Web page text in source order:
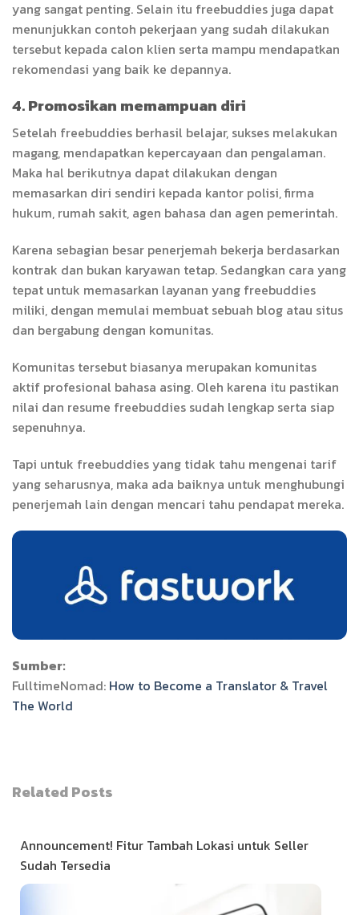
yang sangat penting. Selain itu freebuddies juga dapat
menunjukkan contoh pekerjaan yang sudah dilakukan
tersebut kepada calon klien serta mampu mendapatkan
rekomendasi yang baik ke depannya.
4. Promosikan memampuan diri
Setelah freebuddies berhasil belajar, sukses melakukan
magang, mendapatkan kepercayaan dan pengalaman.
Maka hal berikutnya dapat dilakukan dengan
memasarkan diri sendiri kepada kantor polisi, firma
hukum, rumah sakit, agen bahasa dan agen pemerintah.
Karena sebagian besar penerjemah bekerja berdasarkan
kontrak dan bukan karyawan tetap. Sedangkan cara yang
tepat untuk memasarkan layanan yang freebuddies
miliki, dengan memulai membuat sebuah blog atau situs
dan bergabung dengan komunitas.
Komunitas tersebut biasanya merupakan komunitas
aktif profesional bahasa asing. Oleh karena itu pastikan
nilai dan resume freebuddies sudah lengkap serta siap
sepenuhnya.
Tapi untuk freebuddies yang tidak tahu mengenai tarif
yang seharusnya, maka ada baiknya untuk menghubungi
penerjemah lain dengan mencari tahu pendapat mereka.
Sumber:
FulltimeNomad: How to Become a Translator & Travel
The World
Related Posts
Announcement! Fitur Tambah Lokasi untuk Seller
Sudah Tersedia